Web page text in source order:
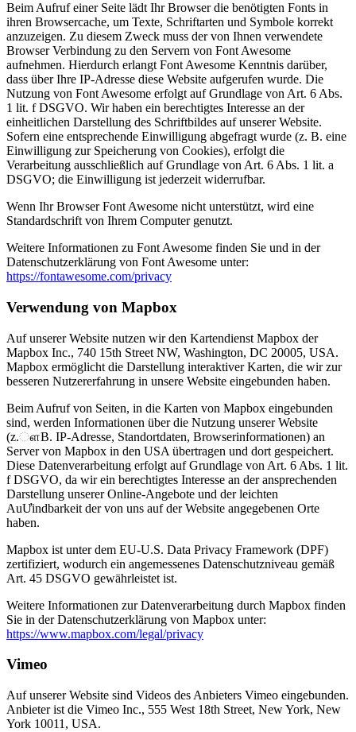
Beim Aufruf einer Seite lädt Ihr Browser die benötigten Fonts in
ihren Browsercache, um Texte, Schriftarten und Symbole korrekt
anzuzeigen. Zu diesem Zweck muss der von Ihnen verwendete
Browser Verbindung zu den Servern von Font Awesome
aufnehmen. Hierdurch erlangt Font Awesome Kenntnis darüber,
dass über Ihre IP-Adresse diese Website aufgerufen wurde. Die
Nutzung von Font Awesome erfolgt auf Grundlage von Art. 6 Abs.
1 lit. f DSGVO. Wir haben ein berechtigtes Interesse an der
einheitlichen Darstellung des Schriftbildes auf unserer Website.
Sofern eine entsprechende Einwilligung abgefragt wurde (z. B. eine
Einwilligung zur Speicherung von Cookies), erfolgt die
Verarbeitung ausschließlich auf Grundlage von Art. 6 Abs. 1 lit. a
DSGVO; die Einwilligung ist jederzeit widerrufbar.
Wenn Ihr Browser Font Awesome nicht unterstützt, wird eine
Standardschrift von Ihrem Computer genutzt.
Weitere Informationen zu Font Awesome finden Sie und in der
Datenschutzerklärung von Font Awesome unter:
https://fontawesome.com/privacy
Verwendung von Mapbox
Auf unserer Website nutzen wir den Kartendienst Mapbox der
Mapbox Inc., 740 15th Street NW, Washington, DC 20005, USA.
Mapbox ermöglicht die Darstellung interaktiver Karten, die wir zur
besseren Nutzererfahrung in unsere Website eingebunden haben.
Beim Aufruf von Seiten, in die Karten von Mapbox eingebunden
sind, werden Informationen über die Nutzung unserer Website
(z.ௗB. IP-Adresse, Standortdaten, Browserinformationen) an
Server von Mapbox in den USA übertragen und dort gespeichert.
Diese Datenverarbeitung erfolgt auf Grundlage von Art. 6 Abs. 1 lit.
f DSGVO, da wir ein berechtigtes Interesse an der ansprechenden
Darstellung unserer Online-Angebote und der leichten
AuƯindbarkeit der von uns auf der Website angegebenen Orte
haben.
Mapbox ist unter dem EU-U.S. Data Privacy Framework (DPF)
zertifiziert, wodurch ein angemessenes Datenschutzniveau gemäß
Art. 45 DSGVO gewährleistet ist.
Weitere Informationen zur Datenverarbeitung durch Mapbox finden
Sie in der Datenschutzerklärung von Mapbox unter:
https://www.mapbox.com/legal/privacy
Vimeo
Auf unserer Website sind Videos des Anbieters Vimeo eingebunden.
Anbieter ist die Vimeo Inc., 555 West 18th Street, New York, New
York 10011, USA.